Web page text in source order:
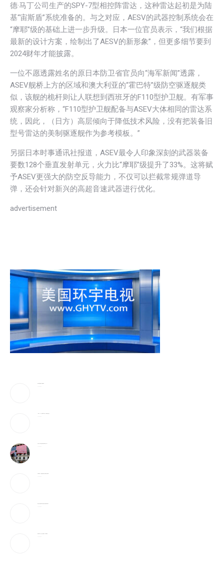
德·马丁公司生产的SPY-7型相控阵雷达，这种雷达起初是为陆
基“宙斯盾”系统准备的。与之对应，AESV的武器控制系统会在
“摩耶”级的基础上进一步升级。日本一位官员表示，“我们根据
最新的设计方案，绘制出了AESV的新形象”，但更多细节要到
2024财年才能披露。
一位不愿透露姓名的原日本防卫省官员向“海军新闻”透露，
ASEV舰桥上方的区域和澳大利亚的“霍巴特”级防空驱逐舰类
似，该舰的桅杆则让人联想到西班牙的F110型护卫舰。有军事
观察家分析称，“F110型护卫舰配备与ASEV大体相同的雷达系
统，因此，（日方）高层倾向于降低技术风险，没有把装备旧
型号雷达的美制驱逐舰作为参考模板。”
另据日本时事通讯社报道，ASEV最令人印象深刻的武器装备
要数128个垂直发射单元，火力比“摩耶”级提升了33%。这将赋
予ASEV更强大的防空反导能力，不仅可以拦截常规弹道导
弹，还会针对新兴的高超音速武器进行优化。
advertisement